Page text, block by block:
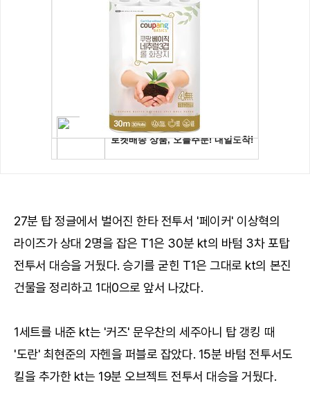
27분 탑 정글에서 벌어진 한타 전투서 '페이커' 이상혁의
라이즈가 상대 2명을 잡은 T1은 30분 kt의 바텀 3차 포탑
전투서 대승을 거뒀다. 승기를 굳힌 T1은 그대로 kt의 본진
건물을 정리하고 1대0으로 앞서 나갔다.
1세트를 내준 kt는 '커즈' 문우찬의 세주아니 탑 갱킹 때
'도란' 최현준의 자헨을 퍼블로 잡았다. 15분 바텀 전투서도
킬을 추가한 kt는 19분 오브젝트 전투서 대승을 거뒀다.